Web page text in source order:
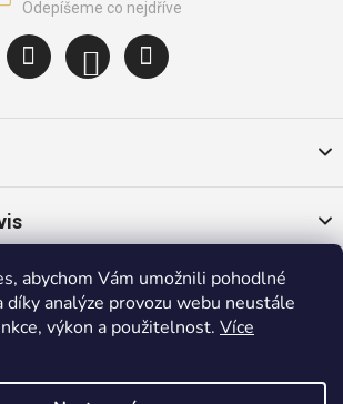
abychom Vám umožnili pohodlné
analýze provozu webu neustále
výkon a použitelnost. Více